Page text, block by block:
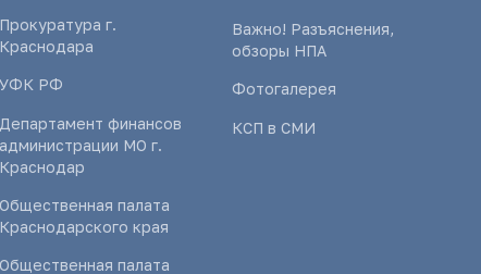
Прокуратура г.
Краснодара
УФК РФ
Департамент финансов
администрации МО г.
Краснодар
Общественная палата
Краснодарского края
Общественная палата
Важно! Разъяснения,
обзоры НПА
Фотогалерея
КСП в СМИ